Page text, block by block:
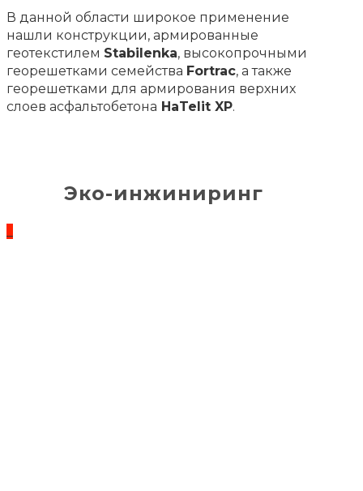
В данной области широкое применение
нашли конструкции, армированные
геотекстилем Stabilenka, высокопрочными
георешетками семейства Fortrac, а также
георешетками для армирования верхних
слоев асфальтобетона HaTelit XP.
Эко-инжиниринг